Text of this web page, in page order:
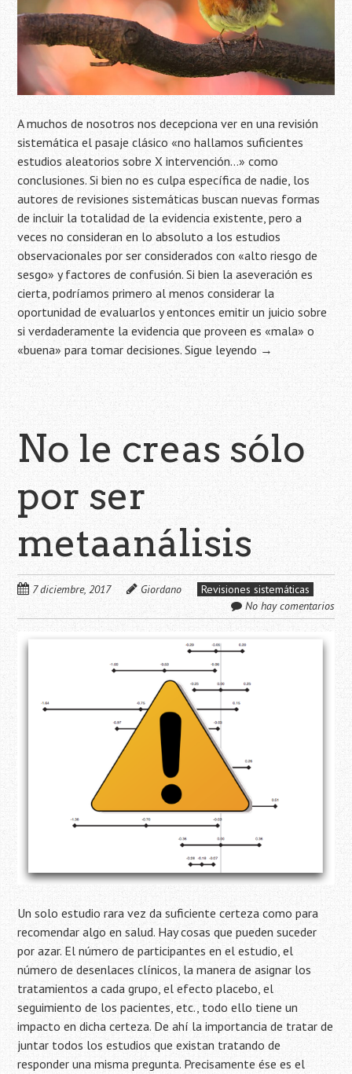
A muchos de nosotros nos decepciona ver en una revisión
sistemática el pasaje clásico «no hallamos suficientes
estudios aleatorios sobre X intervención…» como
conclusiones. Si bien no es culpa específica de nadie, los
autores de revisiones sistemáticas buscan nuevas formas
de incluir la totalidad de la evidencia existente, pero a
veces no consideran en lo absoluto a los estudios
observacionales por ser considerados con «alto riesgo de
sesgo» y factores de confusión. Si bien la aseveración es
cierta, podríamos primero al menos considerar la
oportunidad de evaluarlos y entonces emitir un juicio sobre
si verdaderamente la evidencia que proveen es «mala» o
«buena» para tomar decisiones.Sigue leyendo →
No le creas sólo
por ser
metaanálisis
7 diciembre, 2017 Giordano
Revisiones sistemáticas
No hay comentarios
Un solo estudio rara vez da suficiente certeza como para
recomendar algo en salud. Hay cosas que pueden suceder
por azar. El número de participantes en el estudio, el
número de desenlaces clínicos, la manera de asignar los
tratamientos a cada grupo, el efecto placebo, el
seguimiento de los pacientes, etc., todo ello tiene un
impacto en dicha certeza. De ahí la importancia de tratar de
juntar todos los estudios que existan tratando de
responder una misma pregunta. Precisamente ése es el